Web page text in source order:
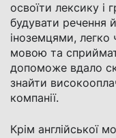
освоїти лексику і
будувати речення
іноземцями, легко
мовою та
допоможе вдало
знайти
компанії.
Крім англійської